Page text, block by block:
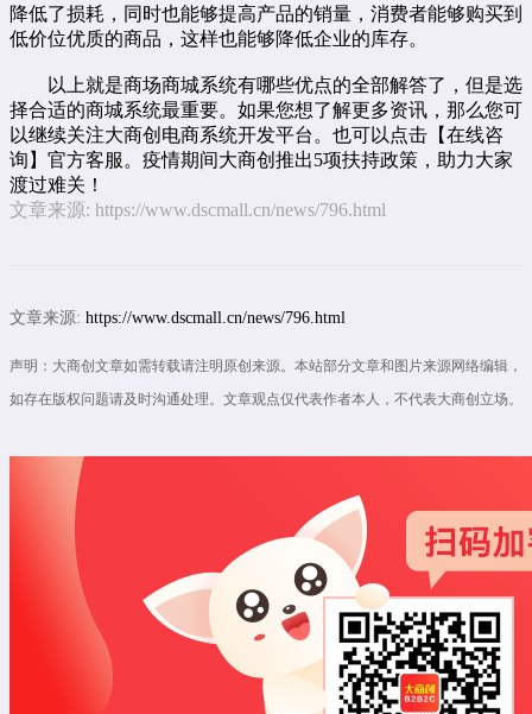
降低了损耗，同时也能够提高产品的销量，消费者能够购买到
低价位优质的商品，这样也能够降低企业的库存。
以上就是商场商城系统有哪些优点的全部解答了，但是选
择合适的商城系统最重要。如果您想了解更多资讯，那么您可
以继续关注大商创 电商系统开发平台。也可以点击【在线咨
询 】官方客服。疫情期间大商创推出5项扶持政策，助力大家
渡过难关！
文章来源: https://www.dscmall.cn/news/796.html
文章来源: https://www.dscmall.cn/news/796.html
声明：大商创文章如需转载请注明原创来源。本站部分文章和图片来源网络编辑，
如存在版权问题请及时沟通处理。文章观点仅代表作者本人，不代表大商创立场。